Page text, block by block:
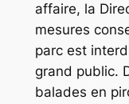
affaire, la
mesures
parc est
grand public.
balades en